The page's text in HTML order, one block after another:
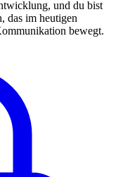
und du bist
das im heutigen
bewegt.